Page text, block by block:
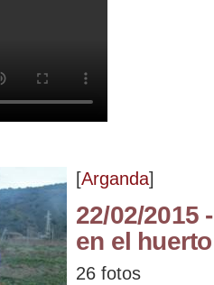
[Arganda]
22/02/2015
en el huerto
26 fotos